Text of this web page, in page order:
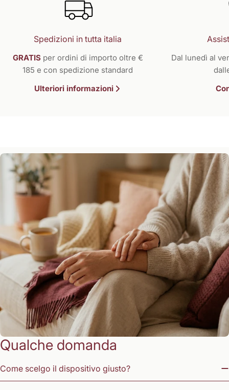
Spedizioni in tutta italia
GRATIS per ordini di importo oltre €
185 e con spedizione standard
Ulteriori informazioni
Dal lunedì al
Qualche domanda
Come scelgo il dispositivo giusto?